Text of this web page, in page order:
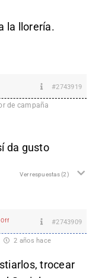
la llorería.
#2743919
de campaña
da gusto
Ver respuestas(2)
Off #2743909
2 años hace
trocear